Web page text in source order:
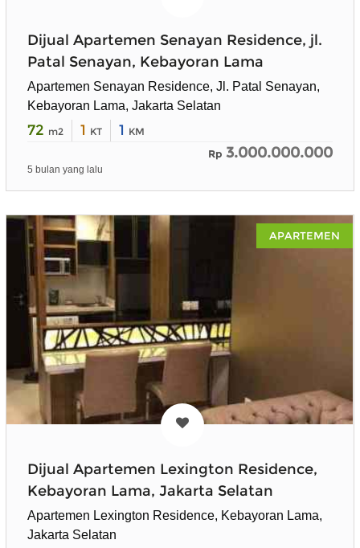
Dijual Apartemen Senayan Residence, jl.
Patal Senayan, Kebayoran Lama
Apartemen Senayan Residence, Jl. Patal Senayan,
Kebayoran Lama, Jakarta Selatan
72 m2 1 KT 1 KM
Rp 3.000.000.000
5 bulan yang lalu
APARTEMEN
Dijual Apartemen Lexington Residence,
Kebayoran Lama, Jakarta Selatan
Apartemen Lexington Residence, Kebayoran Lama,
Jakarta Selatan